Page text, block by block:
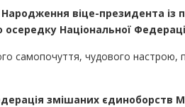
віце-президента із
осередку Національної
самопочуття, чудового настрою,
змішаних єдиноборств